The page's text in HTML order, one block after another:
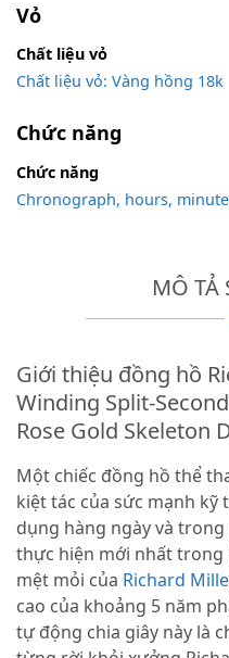
MÔ TẢ
Giới thiệu đồng hồ
Winding Split-
Rose Gold Skeleton
Một chiếc đồng hồ thể
kiệt tác của sức mạnh
dụng hàng ngày và
thực hiện mới nhất
mệt mỏi của Richard Mille
cao của khoảng 5 năm
tự động chia giây này là
Vỏ
Chất liệu vỏ
Chất liệu vỏ: Vàng hồng 18k
Chức năng
Chức năng
Chronograph, hours,